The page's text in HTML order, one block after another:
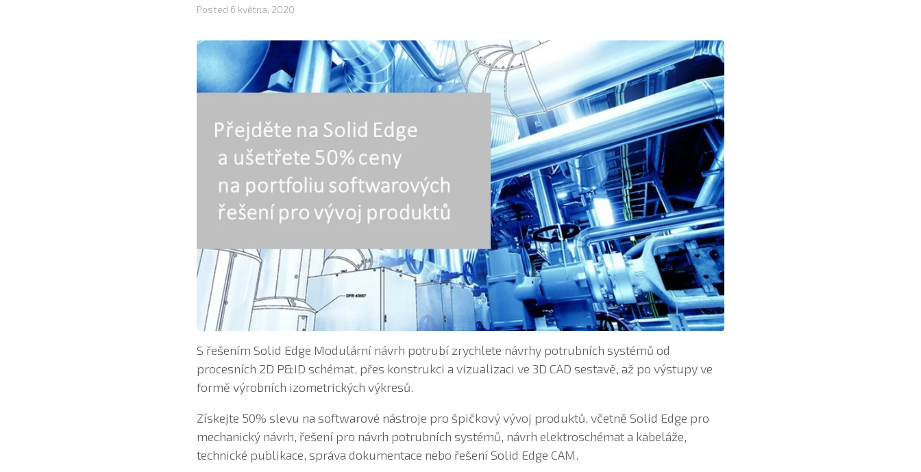
Posted 6 května, 2020
S řešením Solid Edge Modulární návrh potrubí zrychlete návrhy potrubních systémů od
procesních 2D P&ID schémat, přes konstrukci a vizualizaci ve 3D CAD sestavě, až po výstupy ve
formě výrobních izometrických výkresů.
Získejte 50% slevu na softwarové nástroje pro špičkový vývoj produktů, včetně Solid Edge pro
mechanický návrh, řešení pro návrh potrubních systémů, návrh elektroschémat a kabeláže,
technické publikace, správa dokumentace nebo řešení Solid Edge CAM.